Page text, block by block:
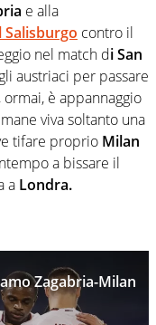
e alla
contro il
nel match di San
austriaci per passare
è appannaggio
viva soltanto una
tifare proprio Milan
a bissare il
a Londra.
Zagabria-Milan